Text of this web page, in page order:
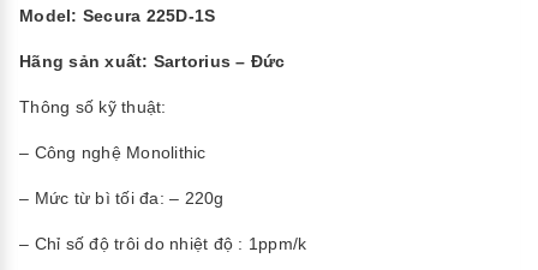
Model: Secura 225D-1S
Hãng sản xuất: Sartorius – Đức
Thông số kỹ thuật:
– Công nghệ Monolithic
– Mức từ bì tối đa: – 220g
– Chỉ số độ trôi do nhiệt độ : 1ppm/k